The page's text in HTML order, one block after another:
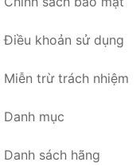
Điều khoản sử dụng
Miễn trừ trách nhiệm
Danh mục
Danh sách hãng